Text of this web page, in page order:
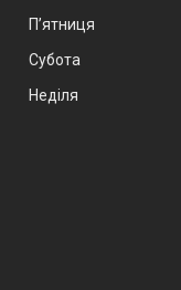
Пʼятниця
Субота
Неділя